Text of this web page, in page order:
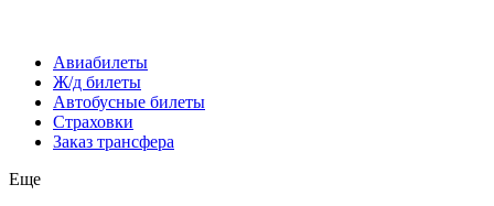
Авиабилеты
Ж/д билеты
Автобусные билеты
Страховки
Заказ трансфера
Еще